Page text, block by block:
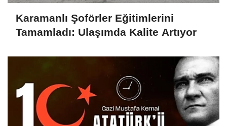
Karamanlı Şoförler Eğitimlerini
Tamamladı: Ulaşımda Kalite Artıyor